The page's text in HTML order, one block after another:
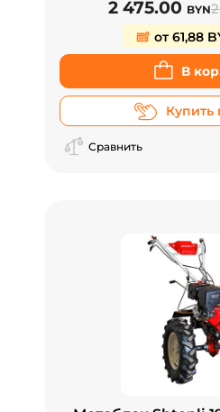
2 475.00 BYN
от 61,88
В
Купить
Сравнить